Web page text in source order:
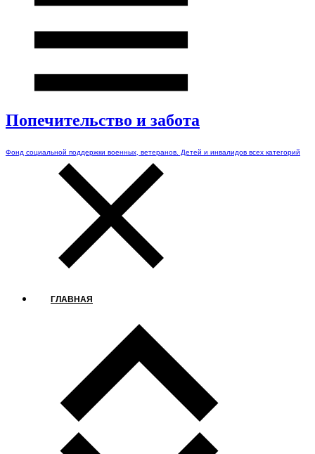
Попечительство и забота
Фонд социальной поддержки военных, ветеранов. Детей и инвалидов всех категорий
ГЛАВНАЯ